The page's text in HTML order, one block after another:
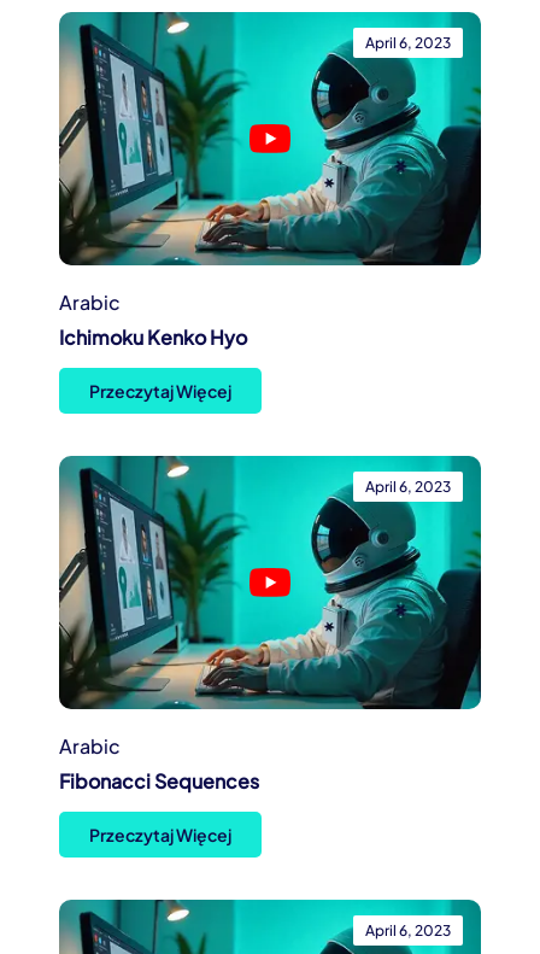
April 6, 2023
Arabic
Ichimoku Kenko Hyo
Przeczytaj Więcej
April 6, 2023
Arabic
Fibonacci Sequences
Przeczytaj Więcej
April 6, 2023